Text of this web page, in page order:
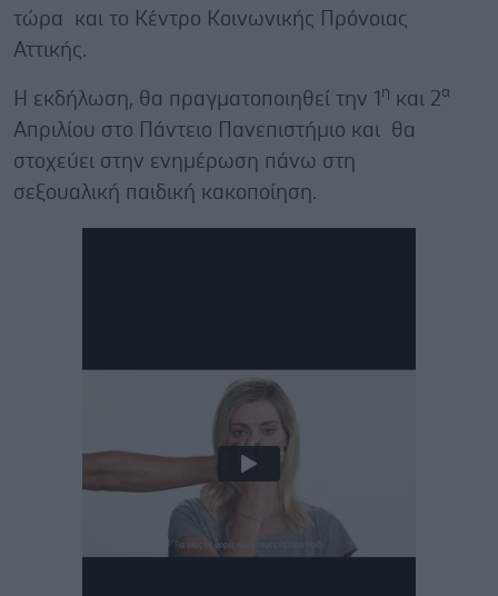
τώρα και το Κέντρο Κοινωνικής Πρόνοιας
Αττικής.
Η εκδήλωση, θα πραγματοποιηθεί την 1 η και 2α
Απριλίου στο Πάντειο Πανεπιστήμιο και θα
στοχεύει στην ενημέρωση πάνω στη
σεξουαλική παιδική κακοποίηση.